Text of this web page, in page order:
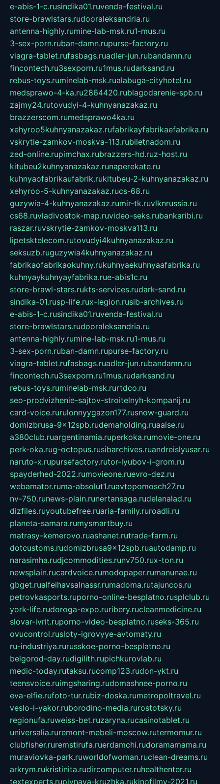
e-abis-1-c.rusindika01.ruvenda-festival.ru
store-brawlstars.rudooraleksandria.ru
antenna-highly.rumine-lab-msk.ru1-mus.ru
3-sex-porn.ruban-damn.rupurse-factory.ru
viagra-tablet.rufasbags.ruadler-jun.rubandamn.ru
fincontech.ru3sexporn.ru1mus.rudarksand.ru
rebus-toys.ruminelab-msk.rualabuga-cityhotel.ru
medsprawo-4-ka.ru2864420.rublagodarenie-spb.ru
zajmy24.rutovudyi-4-kuhnyanazakaz.ru
brazzerscom.rumedsprawo4ka.ru
xehyroo5kuhnyanazakaz.rufabrikayfabrikaefabrika.ru
vskrytie-zamkov-moskva-113.rubiletnadom.ru
zed-online.rupimchax.rubrazzers-hd.ruz-host.ru
kitubeu2kuhnyanazakaz.runaperekate.ru
kuhnyaofabrikaufabrik.rukitubeu-2-kuhnyanazakaz.ru
xehyroo-5-kuhnyanazakaz.rucs-68.ru
guzywia-4-kuhnyanazakaz.rumir-tk.ruvlknrussia.ru
cs68.ruvladivostok-map.ruvideo-seks.rubankaribi.ru
raszar.ruvskrytie-zamkov-moskva113.ru
lipetsktelecom.rutovudyi4kuhnyanazakaz.ru
seksuzb.ruguzywia4kuhnyanazakaz.ru
fabrikaofabrikaokuhny.rukuhnyaekuhnyaafabrika.ru
kuhnyaykuhnyayfabrika.rue-abis1c.ru
store-brawl-stars.rukts-services.rudark-sand.ru
sindika-01.rusp-life.rux-legion.rusib-archives.ru
e-abis-1-c.rusindika01.ruvenda-festival.ru
store-brawlstars.rudooraleksandria.ru
antenna-highly.rumine-lab-msk.ru1-mus.ru
3-sex-porn.ruban-damn.rupurse-factory.ru
viagra-tablet.rufasbags.ruadler-jun.rubandamn.ru
fincontech.ru3sexporn.ru1mus.rudarksand.ru
rebus-toys.ruminelab-msk.rurtdco.ru
seo-prodvizhenie-sajtov-stroitelnyh-kompanij.ru
card-voice.rurulonnyygazon177.rusnow-guard.ru
domizbrusa-9x12spb.rudemaholding.ruaalse.ru
a380club.ruargentinamia.ruperkoka.rumovie-one.ru
perk-oka.rug-octopus.rusibarchives.ruandreislyusar.ru
naruto-x.rupursefactory.rutor-lyubov-i-grom.ru
spayderhed-2022.rumovieone.ruevro-dez.ru
webamator.ruma-absolut1.ruavtopomosch27.ru
nv-750.runews-plain.runertansaga.rudelanalad.ru
dizfiles.ruyoutubefree.ruaria-family.ruroadli.ru
planeta-samara.rumysmartbuy.ru
matrasy-kemerovo.ruashanet.rutrade-farm.ru
dotcustoms.rudomizbrusa9x12spb.ruautodamp.ru
narasimha.rudjcommodities.runv750.rux-ton.ru
newsplain.rucardvoice.rumodopaper.rumanunae.ru
gbget.rualfeihavsalnassr.rumadoma.rutajuncos.ru
petrovkasports.ruporno-online-besplatno.rusplclub.ru
york-life.rudoroga-expo.ruribery.rucleanmedicine.ru
slovar-ivrit.ruporno-video-besplatno.ruseks-365.ru
ovucontrol.rusloty-igrovyye-avtomaty.ru
ru-industriya.rurusskoe-porno-besplatno.ru
belgorod-day.rudigilith.rupichkurovlab.ru
medic-today.rutaksu.rucomp123.rudon-ykt.ru
teensvoice.ruimgsharing.rudomashnee-porno.ru
eva-elfie.rufoto-tur.rubiz-doska.rumetropoltravel.ru
veslo-i-yakor.ruborodino-media.rurostotsky.ru
regionufa.ruweiss-bet.ruzaryna.rucasinotablet.ru
universalia.ruremont-mebeli-moscow.rutermomur.ru
clubfisher.ruremstirufa.ruerdamchi.rudoramamama.ru
muraviovka-park.ruworldofwoman.ruclean-dreams.ru
arkrym.rukristinita.rudircomputer.ruhealthenter.ru
textexperts.rupivnaya-kruzhka.rukinofilmy-2021.ru